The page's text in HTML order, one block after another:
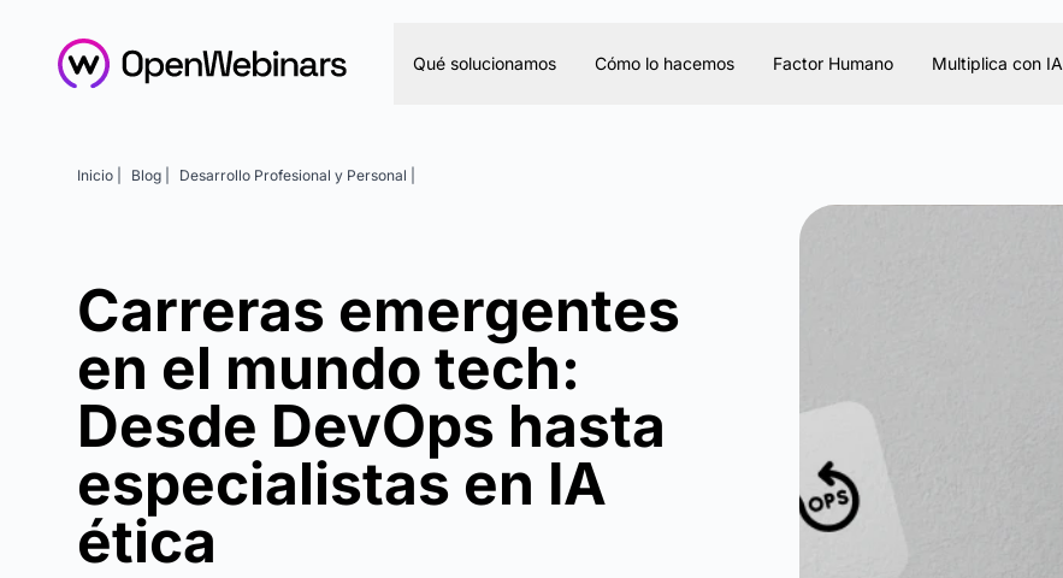
Qué solucionamos Cómo lo hacemos Factor Humano Multiplica con IA
Inicio | Blog | Desarrollo Profesional y Personal |
Carreras emergentes
en el mundo tech:
Desde DevOps hasta
especialistas en IA
ética